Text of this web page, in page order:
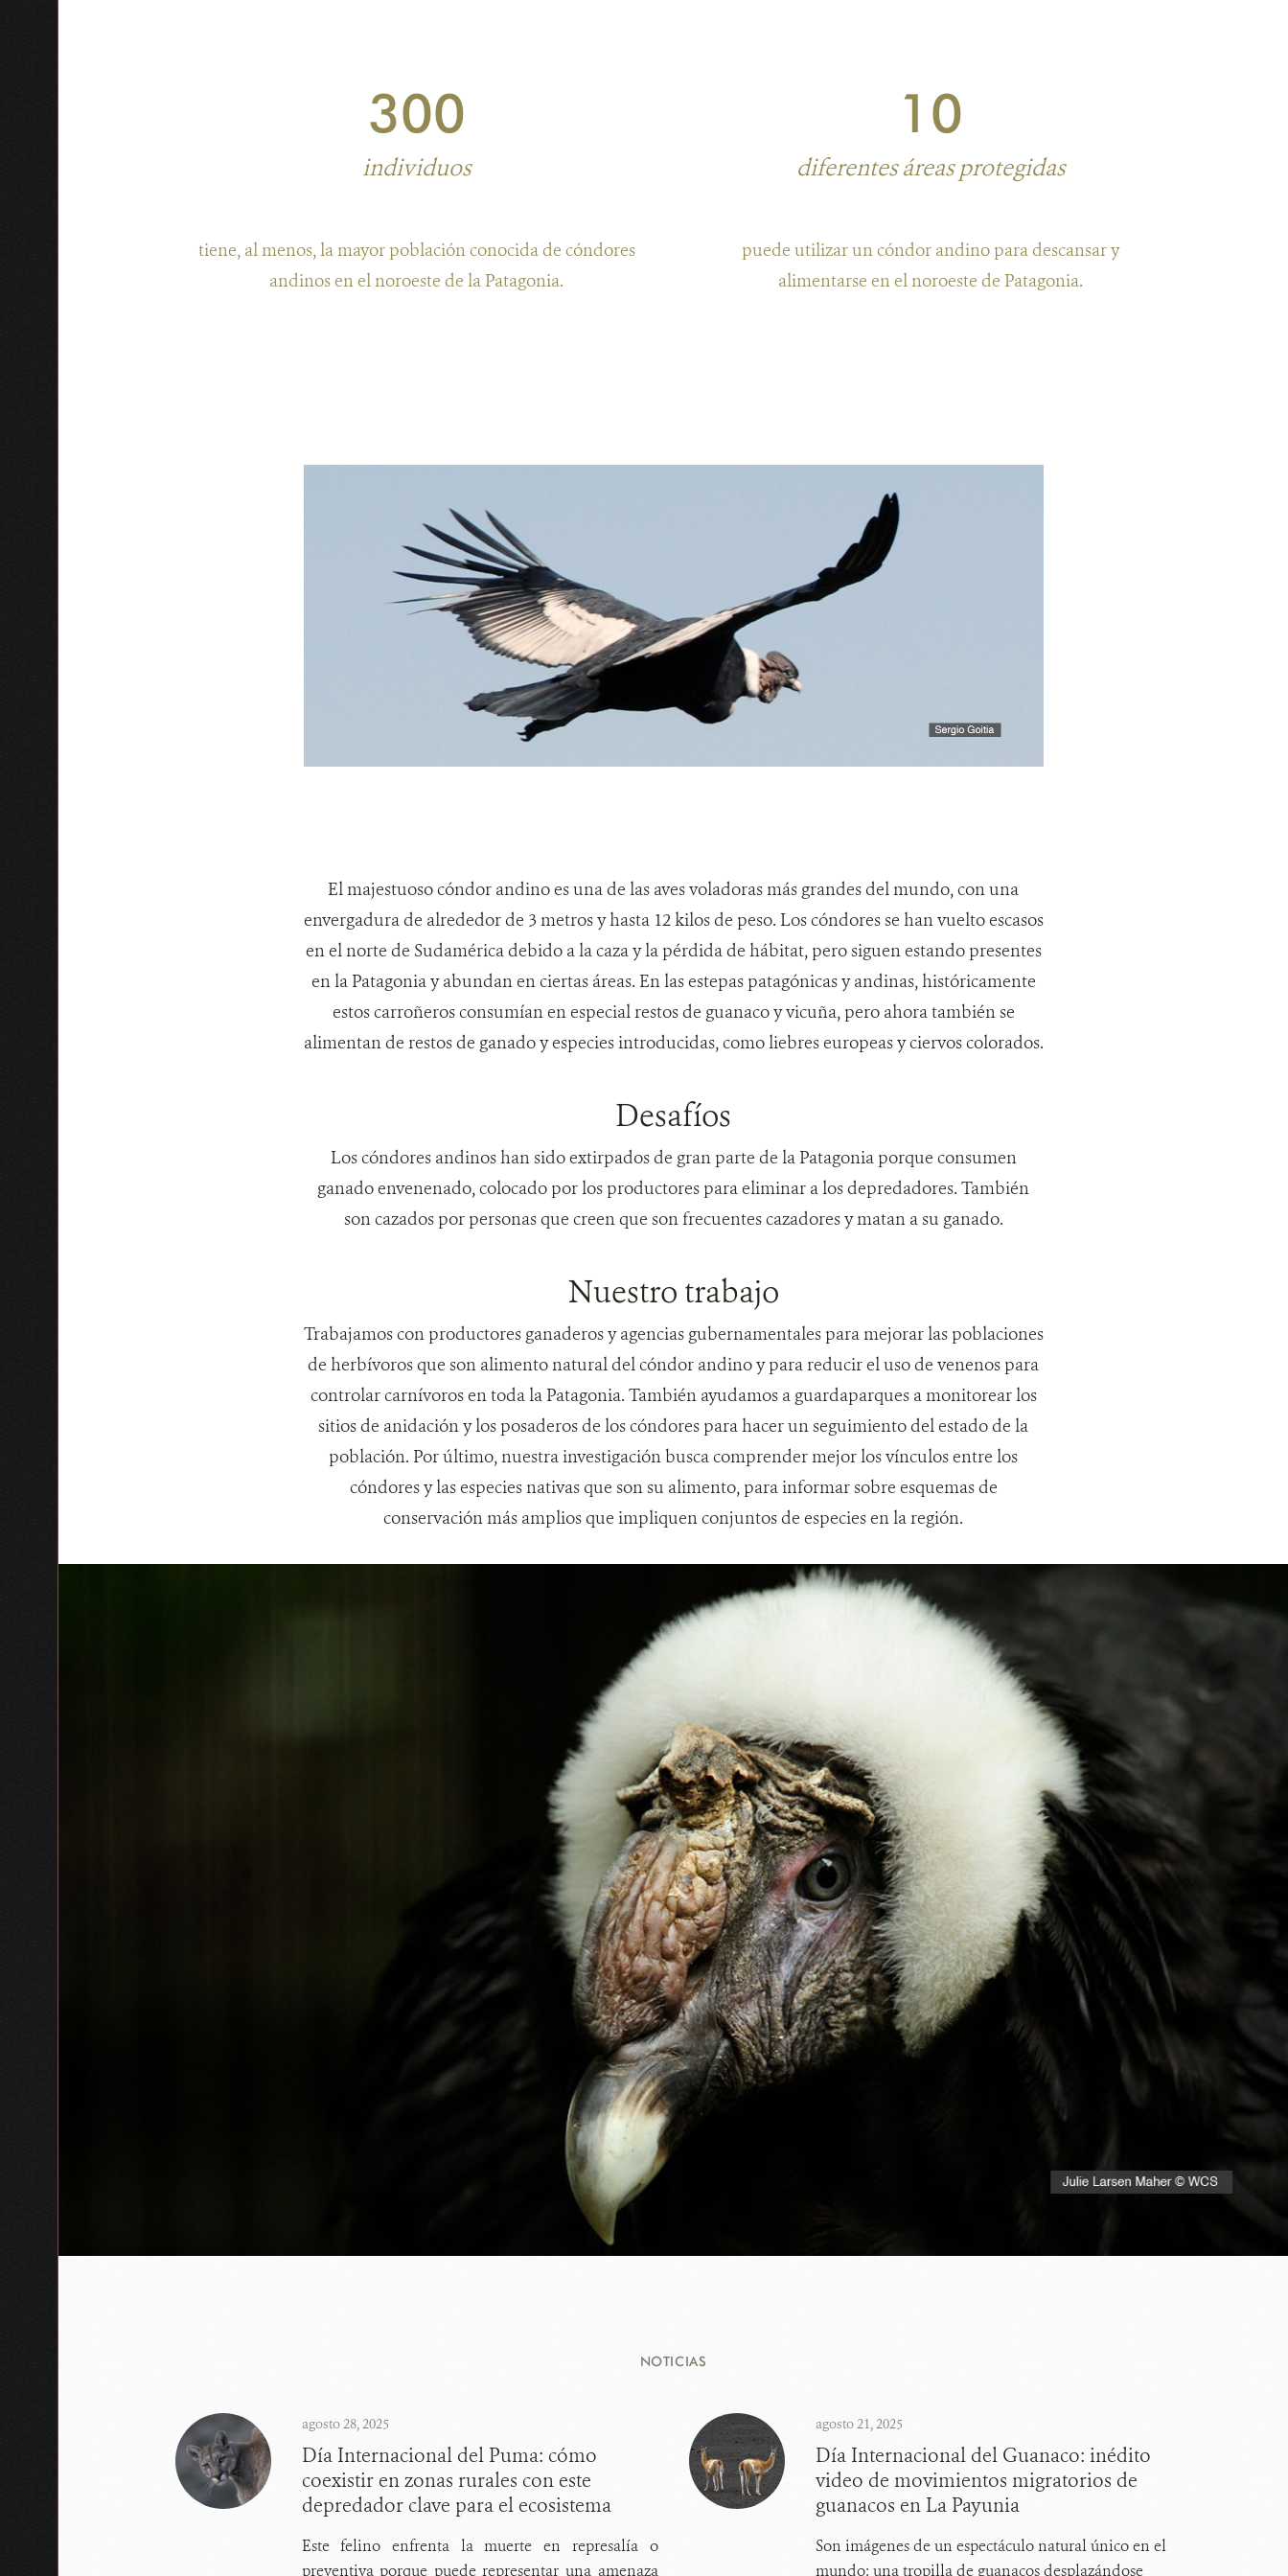
300
individuos
tiene, al menos, la mayor población conocida de cóndores
andinos en el noroeste de la Patagonia.
10
diferentes áreas protegidas
puede utilizar un cóndor andino para descansar y
alimentarse en el noroeste de Patagonia.
El majestuoso cóndor andino es una de las aves voladoras más grandes del mundo, con una
envergadura de alrededor de 3 metros y hasta 12 kilos de peso. Los cóndores se han vuelto escasos
en el norte de Sudamérica debido a la caza y la pérdida de hábitat, pero siguen estando presentes
en la Patagonia y abundan en ciertas áreas. En las estepas patagónicas y andinas, históricamente
estos carroñeros consumían en especial restos de guanaco y vicuña, pero ahora también se
alimentan de restos de ganado y especies introducidas, como liebres europeas y ciervos colorados.
Desafíos
Los cóndores andinos han sido extirpados de gran parte de la Patagonia porque consumen
ganado envenenado, colocado por los productores para eliminar a los depredadores. También
son cazados por personas que creen que son frecuentes cazadores y matan a su ganado.
Nuestro trabajo
Trabajamos con productores ganaderos y agencias gubernamentales para mejorar las poblaciones
de herbívoros que son alimento natural del cóndor andino y para reducir el uso de venenos para
controlar carnívoros en toda la Patagonia. También ayudamos a guardaparques a monitorear los
sitios de anidación y los posaderos de los cóndores para hacer un seguimiento del estado de la
población. Por último, nuestra investigación busca comprender mejor los vínculos entre los
cóndores y las especies nativas que son su alimento, para informar sobre esquemas de
conservación más amplios que impliquen conjuntos de especies en la región.
NOTICIAS
agosto 28, 2025
Día Internacional del Puma: cómo
coexistir en zonas rurales con este
depredador clave para el ecosistema
Este felino enfrenta la muerte en represalía o
preventiva porque puede representar una amenaza
agosto 21, 2025
Día Internacional del Guanaco: inédito
video de movimientos migratorios de
guanacos en La Payunia
Son imágenes de un espectáculo natural único en el
mundo: una tropilla de guanacos desplazándose